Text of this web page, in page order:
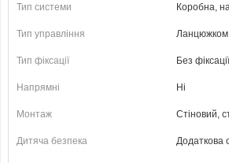
Тип системи Коробна,
Тип управління Ланцюжком
Тип фіксації Без фіксації
Напрямні Ні
Монтаж Стіновий,
Дитяча безпека Додаткова